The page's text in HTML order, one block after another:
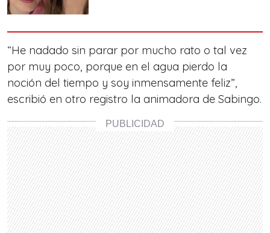
“He nadado sin parar por mucho rato o tal vez
por muy poco, porque en el agua pierdo la
noción del tiempo y soy inmensamente feliz”,
escribió en otro registro la animadora de Sabingo.